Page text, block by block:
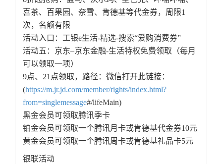
喜茶、百果园、奈雪、肯德基等代金券，周限1
次，名额有限
活动入口：工银e生活-精选-搜索“爱购消费券”
活动五：京东–京东金融-生活特权免费领取（每月
可以领取一项）
9点、21点领取，路径：微信打开此链接：
(https://m.jr.jd.com/member/rights/index.html?
from=singlemessage#/lifeMain)
黑金会员可领取腾讯季卡
铂金会员可领取一个腾讯月卡或肯德基代金券10元
黄金会员可领取一个腾讯周卡或肯德基礼品卡5元
银联活动